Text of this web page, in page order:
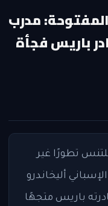
مدرب
باريس فجأة
تطورًا غير
أليخاندرو
باريس متجهًا